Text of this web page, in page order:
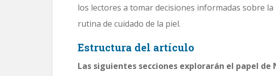
los lectores a tomar decisiones informadas sobre
rutina de cuidado de la piel.
Estructura del artículo
Las siguientes secciones explorarán el papel de